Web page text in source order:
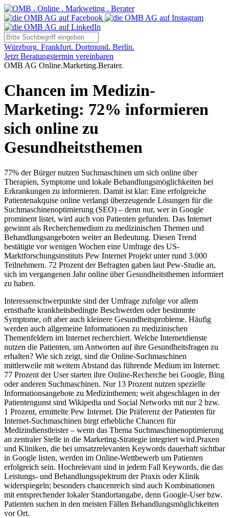
Würzburg. Frankfurt. Dortmund. Berlin.
Jetzt Beratungstermin vereinbaren
OMB AG Online.Marketing.Berater.
Chancen im Medizin-
Marketing: 72% informieren
sich online zu
Gesundheitsthemen
77% der Bürger nutzen Suchmaschinen um sich online über
Therapien, Symptome und lokale Behandlungsmöglichkeiten bei
Erkrankungen zu informieren. Damit ist klar: Eine erfolgreiche
Patientenakquise online verlangt überzeugende Lösungen für die
Suchmaschinenoptimierung (SEO) – denn nur, wer in Google
prominent listet, wird auch von Patienten gefunden. Das Internet
gewinnt als Recherchemedium zu medizinischen Themen und
Behandlungsangeboten weiter an Bedeutung. Diesen Trend
bestätigte vor wenigen Wochen eine Umfrage des US-
Marktforschungsinstituts Pew Internet Projekt unter rund 3.000
Teilnehmern. 72 Prozent der Befragten gaben laut Pew-Studie an,
sich im vergangenen Jahr online über Gesundheitsthemen informiert
zu haben.
Interessenschwerpunkte sind der Umfrage zufolge vor allem
ernsthafte krankheitsbedingte Beschwerden oder bestimmte
Symptome, oft aber auch kleinere Gesundheitsprobleme. Häufig
werden auch allgemeine Informationen zu medizinischen
Themenfeldern im Internet recherchiert. Welche Internetdienste
nutzen die Patienten, um Antworten auf ihre Gesundheitsfragen zu
erhalten? Wie sich zeigt, sind die Online-Suchmaschinen
mittlerweile mit weitem Abstand das führende Medium im Internet:
77 Prozent der User starten ihre Online-Recherche bei Google, Bing
oder anderen Suchmaschinen. Nur 13 Prozent nutzen spezielle
Informationsangebote zu Medizinthemen; weit abgeschlagen in der
Patientengunst sind Wikipedia und Social Networks mit nur 2 bzw.
1 Prozent, ermittelte Pew Internet. Die Präferenz der Patienten für
Internet-Suchmaschinen birgt erhebliche Chancen für
Medizindienstleister – wenn das Thema Suchmaschinenoptimierung
an zentraler Stelle in die Marketing-Strategie integriert wird.Praxen
und Kliniken, die bei umsatzrelevanten Keywords dauerhaft sichtbar
in Google listen, werden im Online-Wettbewerb um Patienten
erfolgreich sein. Hochrelevant sind in jedem Fall Keywords, die das
Leistungs- und Behandlungsspektrum der Praxis oder Klinik
widerspiegeln; besonders chancenreich sind auch Kombinationen
mit entsprechender lokaler Standortangabe, denn Google-User bzw.
Patienten suchen in den meisten Fällen Behandlungsmöglichkeiten
vor Ort.